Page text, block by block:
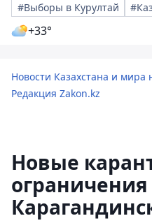
#Выборы в Курултай
+33°
Новости Казахстана и мира
Редакция Zakon.kz
Новые
ограничения